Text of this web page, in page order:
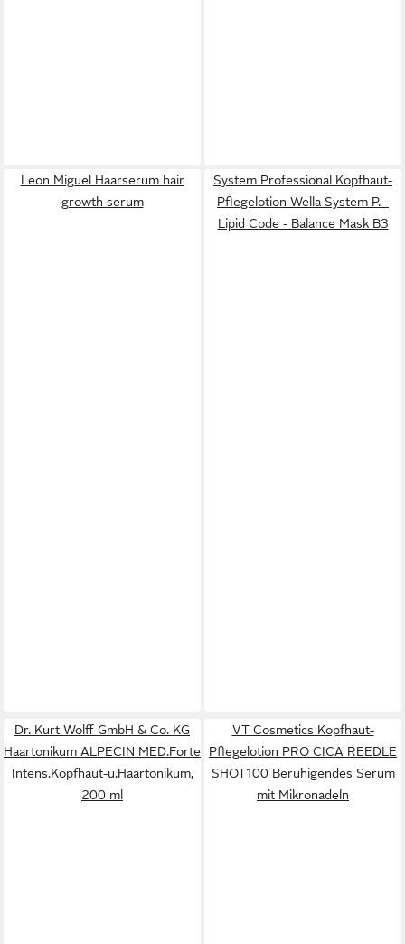
Leon Miguel Haarserum hair
growth serum
System Professional Kopfhaut-
Pflegelotion Wella System P. -
Lipid Code - Balance Mask B3
Dr. Kurt Wolff GmbH & Co. KG
Haartonikum ALPECIN MED.Forte
Intens.Kopfhaut-u.Haartonikum,
200 ml
VT Cosmetics Kopfhaut-
Pflegelotion PRO CICA REEDLE
SHOT100 Beruhigendes Serum
mit Mikronadeln